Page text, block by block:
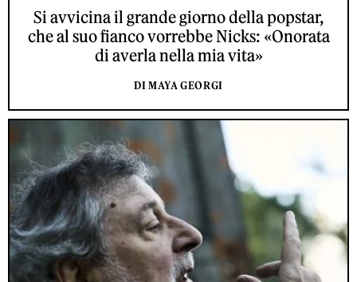
Si avvicina il grande giorno della popstar,
che al suo fianco vorrebbe Nicks: «Onorata
di averla nella mia vita»
DI MAYA GEORGI